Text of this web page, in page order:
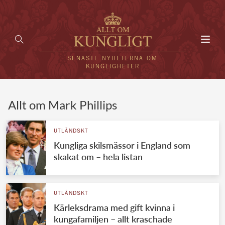
SENASTE NYHETERNA OM
KUNGLIGHETER
UTLÄNDSKT
VÄRLDENS KUNGAHUS
Svenska kungahuset
Brittiska kungahuset
REDAKTION
Allt om Mark Phillips
UTLÄNDSKT
Kungliga skilsmässor i England som
skakat om – hela listan
UTLÄNDSKT
Kärleksdrama med gift kvinna i
kungafamiljen – allt kraschade